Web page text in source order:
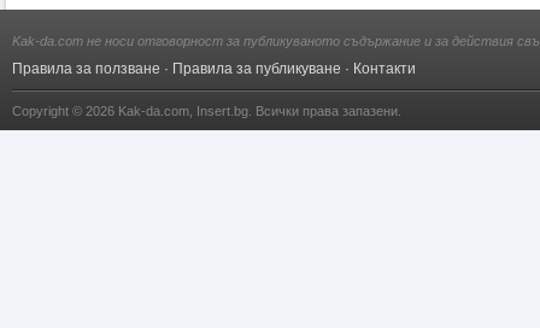
Kak-da.com не носи отговорност за публикуваното съдържание и за действия
Правила за ползване · Правила за публикуване · Контакти
Copyright © 2026 Kak-da.com Insert.bg . Всички права запазени.